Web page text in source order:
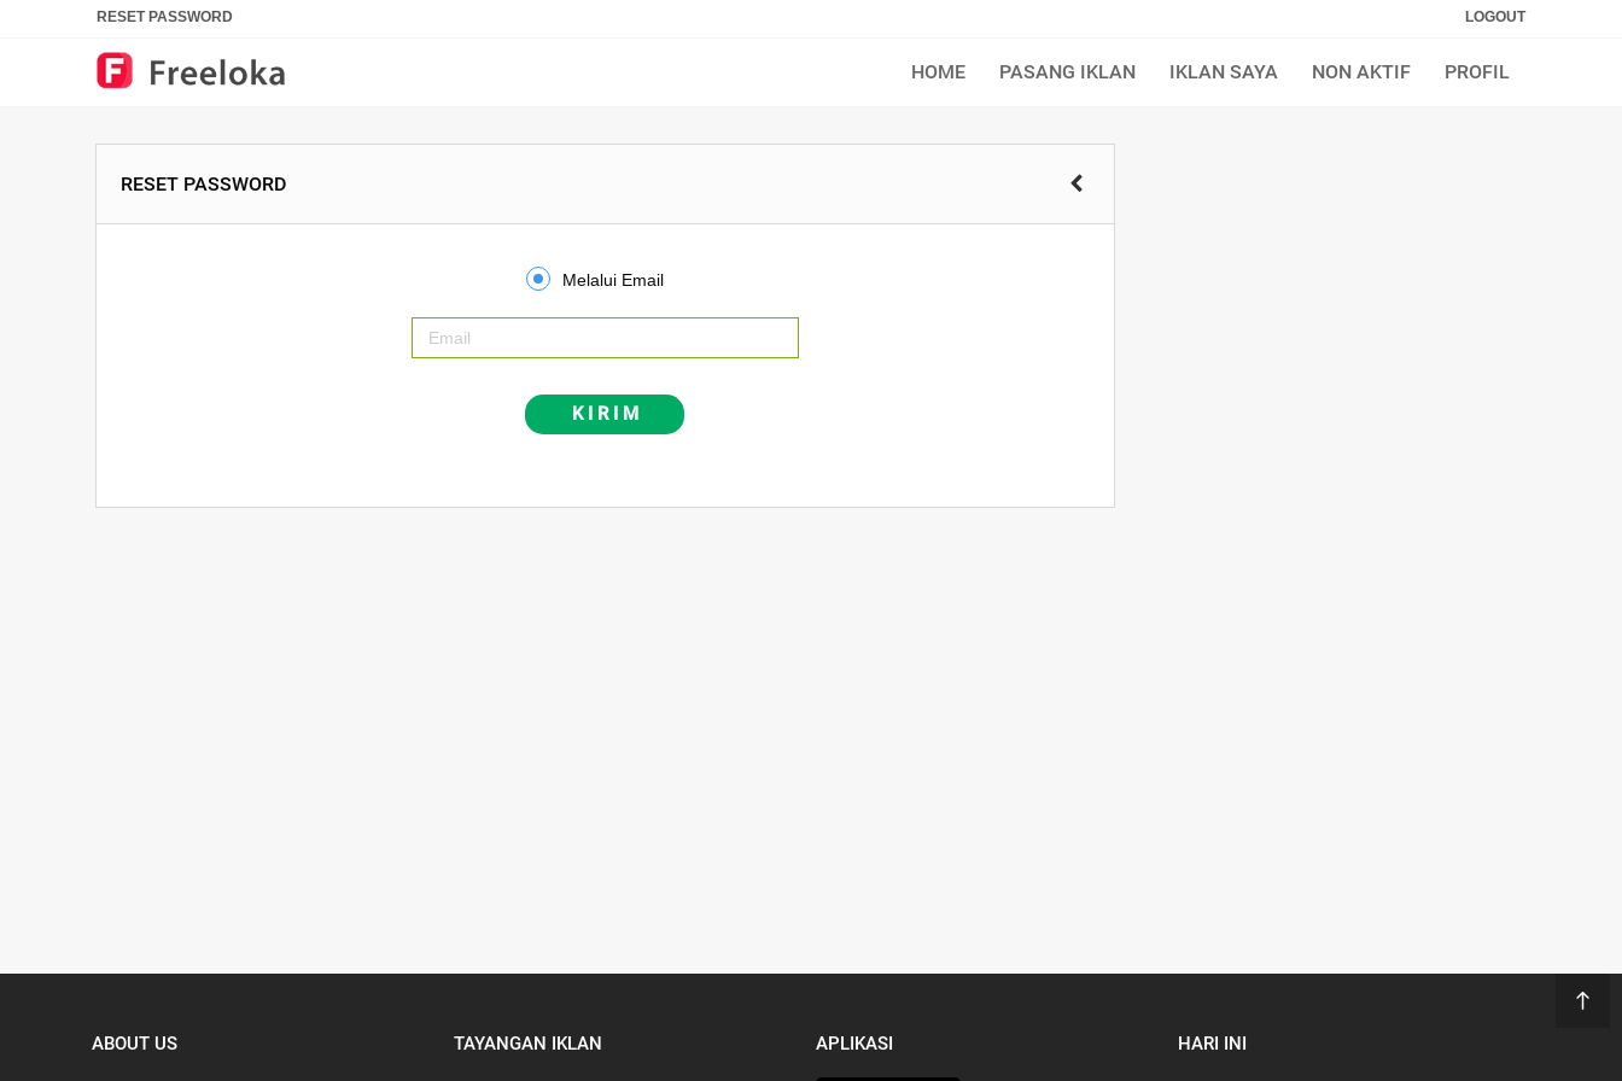
RESET PASSWORD LOGOUT
HOME PASANG IKLAN IKLAN SAYA NON AKTIF PROFIL
RESET PASSWORD
Melalui Email
K I R I M
ABOUT US TAYANGAN IKLAN APLIKASI HARI INI